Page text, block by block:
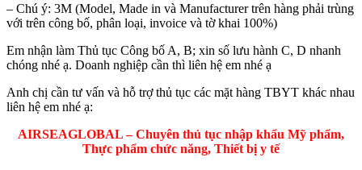
– Chú ý: 3M (Model, Made in và Manufacturer trên hàng phải trùng
với trên công bố, phân loại, invoice và tờ khai 100%)
Em nhận làm Thủ tục Công bố A, B; xin số lưu hành C, D nhanh
chóng nhé ạ. Doanh nghiệp cần thì liên hệ em nhé ạ
Anh chị cần tư vấn và hỗ trợ thủ tục các mặt hàng TBYT khác nhau
liên hệ em nhé ạ:
AIRSEAGLOBAL – Chuyên thủ tục nhập khẩu Mỹ phẩm,
Thực phẩm chức năng, Thiết bị y tế